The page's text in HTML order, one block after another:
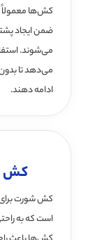
کش‌ها معمولاً
ضمن ایجاد
می‌شوند.
می‌دهد تا
ادامه دهند.
کش
کش شورت
است که به